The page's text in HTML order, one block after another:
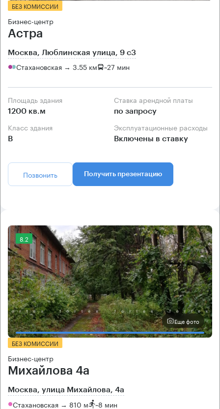
БЕЗ КОМИССИИ
Бизнес-центр
Астра
Москва, Люблинская улица, 9 с3
Стахановская → 3.55 км ~27 мин
Площадь здания
1200 кв.м
Ставка арендной платы
по запросу
Класс здания
B
Эксплуатационные расходы
Включены в ставку
Позвонить Получить презентацию
8.2
Еще фото
БЕЗ КОМИССИИ
Бизнес-центр
Михайлова 4а
Москва, улица Михайлова, 4а
Стахановская → 810 м ~8 мин